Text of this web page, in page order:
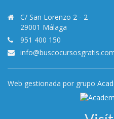
C/ San Lorenzo 2 - 2
29001 Málaga
951 400 150
Web gestionada por grupo